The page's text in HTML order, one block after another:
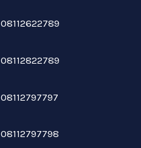
08112622789
08112822789
08112797797
08112797798